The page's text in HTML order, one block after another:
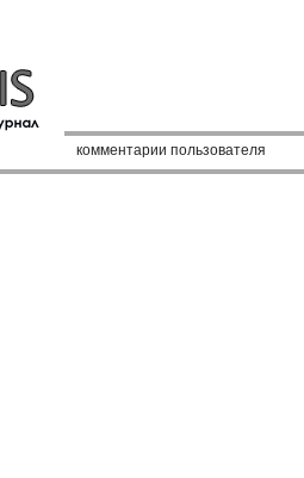
комментарии пользователя